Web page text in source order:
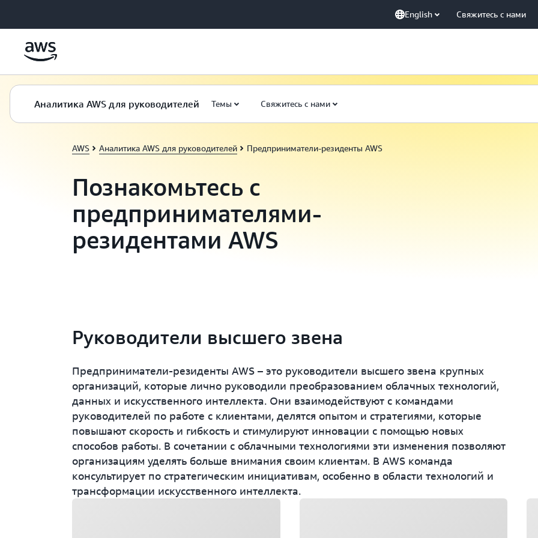
English Свяжитесь с нами
Аналитика AWS для руководителей Темы Свяжитесь с нами
AWS Аналитика AWS для руководителей Предприниматели-резиденты AWS
Познакомьтесь с
предпринимателями-
резидентами AWS
Руководители высшего звена
Предприниматели-резиденты AWS – это руководители высшего звена крупных
организаций, которые лично руководили преобразованием облачных технологий,
данных и искусственного интеллекта. Они взаимодействуют с командами
руководителей по работе с клиентами, делятся опытом и стратегиями, которые
повышают скорость и гибкость и стимулируют инновации с помощью новых
способов работы. В сочетании с облачными технологиями эти изменения позволяют
организациям уделять больше внимания своим клиентам. В AWS команда
консультирует по стратегическим инициативам, особенно в области технологий и
трансформации искусственного интеллекта.